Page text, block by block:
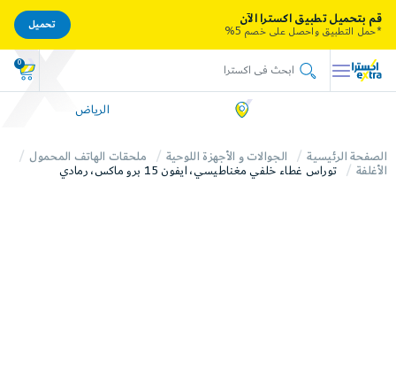
0
الرياض
الصفحة الرئيسية الجوالات و الأجهزة اللوحية
ملحقات الهاتف المحمول
الأغلفة
توراس غطاء خلفي مغناطيسي، ايفون 15 برو ماكس، رمادي
قم بتحميل تطبيق اكسترا الآن
*حمل التطبيق واحصل على خصم 5%
تحميل